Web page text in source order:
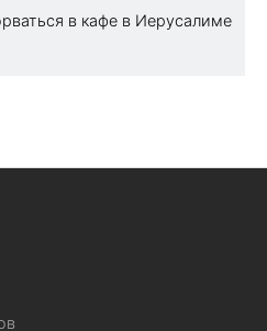
в кафе в Иерусалиме